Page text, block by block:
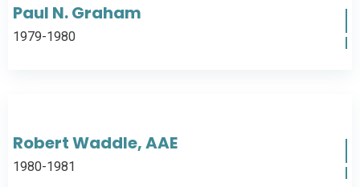
Paul N. Graham
1979-1980
Robert Waddle, AAE
1980-1981